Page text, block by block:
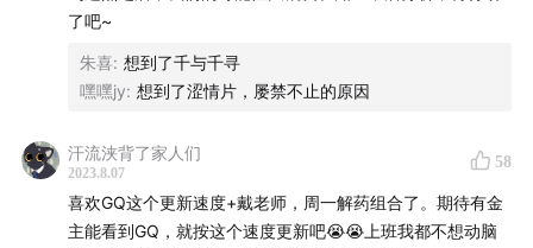
阿萨亚斯是一个非常有节制的导演，但有时仍流露
出令人不适的自恋
这种安慰”
一个发生在纽约街头的心理学调查报告
了吧~
朱喜: 想到了千与千寻
嘿嘿jy: 想到了涩情片，屡禁不止的原因
汗流浃背了家人们
2023.8.07
58
喜欢GQ这个更新速度+戴老师，周一解药组合了。期待有金
主能看到GQ，就按这个速度更新吧😭😭上班我都不想动脑